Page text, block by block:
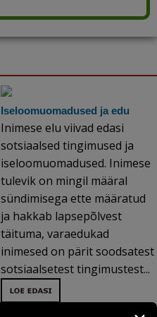
Iseloomuomadused ja edu
Inimese elu viivad edasi
sotsiaalsed tingimused ja
iseloomuomadused. Inimese
tulevik on mingil määral
sündimisega ette määratud
ja hakkab lapsepõlvest
täituma, varaedukad
inimesed on pärit soodsatest
sotsiaalsetest tingimustest...